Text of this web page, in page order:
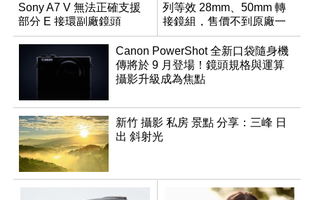
Sony A7 V 無法正確支援
部分 E 接環副廠鏡頭
列等效 28mm、50mm 轉
接鏡組，售價不到原廠一
半
Canon PowerShot 全新口袋隨身機
傳將於 9 月登場！鏡頭規格與運算
攝影升級成為焦點
新竹 攝影 私房 景點 分享：三峰 日
出 斜射光